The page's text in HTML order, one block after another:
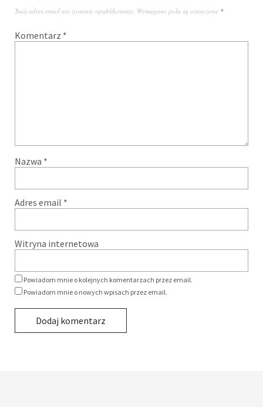
Twój adres email nie zostanie opublikowany. Wymagane pola są oznaczone *
Komentarz *
Nazwa *
Adres email *
Witryna internetowa
Powiadom mnie o kolejnych komentarzach przez email.
Powiadom mnie o nowych wpisach przez email.